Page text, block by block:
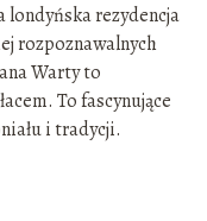
londyńska rezydencja
rozpoznawalnych
Warty to
To fascynujące
i tradycji.